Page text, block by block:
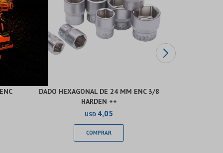
DADO HEXAGONAL DE 24 MM ENC 3/8
HARDEN ++
USD 4,05